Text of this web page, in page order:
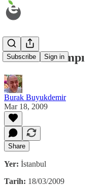
Subscribe Sign in
Etohum Kampı
Burak Buyukdemir
Mar 18, 2009
Share
Yer: İstanbul
Tarih: 18/03/2009